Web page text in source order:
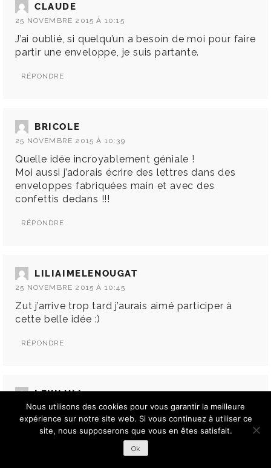
CLAUDE
25 NOVEMBRE 2015 À 10:15
J’ai oublié, si quelqu’un a besoin de moi pour faire
partir une enveloppe, je suis partante.
RÉPONDRE
BRICOLE
25 NOVEMBRE 2015 À 10:39
Quelle idée incroyablement géniale !
Moi aussi j’adorais écrire des lettres dans des
enveloppes fabriquées main et avec des
confettis dedans !!!
RÉPONDRE
LILIAIMELENOUGAT
25 NOVEMBRE 2015 À 10:45
Zut j’arrive trop tard j’aurais aimé participer à
cette belle idée :)
RÉPONDRE
LEKILULI
25 NOVEMBRE 2015 À 12:12
Trop chouette idée!
Nous utilisons des cookies pour vous garantir la meilleure
expérience sur notre site web. Si vous continuez à utiliser ce
site, nous supposerons que vous en êtes satisfait.
Ok